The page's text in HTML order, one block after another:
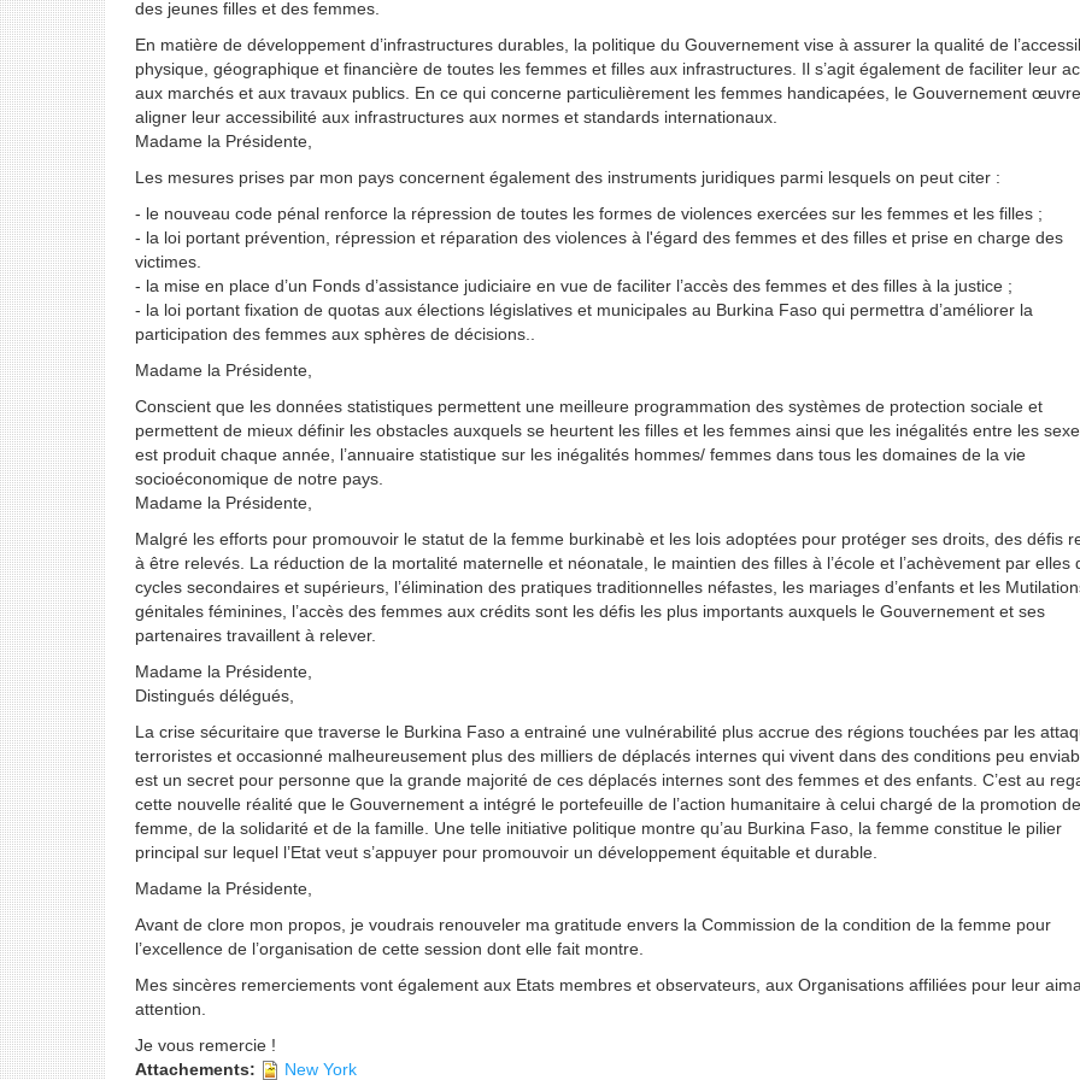
des jeunes filles et des femmes.
En matière de développement d’infrastructures durables, la politique du Gouvernement vise à assurer la qualité de
physique, géographique et financière de toutes les femmes et filles aux infrastructures. Il s’agit également de faciliter leur
aux marchés et aux travaux publics. En ce qui concerne particulièrement les femmes handicapées, le Gouvernement
aligner leur accessibilité aux infrastructures aux normes et standards internationaux.
Madame la Présidente,
Les mesures prises par mon pays concernent également des instruments juridiques parmi lesquels on peut citer :
- le nouveau code pénal renforce la répression de toutes les formes de violences exercées sur les femmes et les filles ;
- la loi portant prévention, répression et réparation des violences à l'égard des femmes et des filles et prise en charge des
victimes.
- la mise en place d’un Fonds d’assistance judiciaire en vue de faciliter l’accès des femmes et des filles à la justice ;
- la loi portant fixation de quotas aux élections législatives et municipales au Burkina Faso qui permettra d’améliorer la
participation des femmes aux sphères de décisions..
Madame la Présidente,
Conscient que les données statistiques permettent une meilleure programmation des systèmes de protection sociale et
permettent de mieux définir les obstacles auxquels se heurtent les filles et les femmes ainsi que les inégalités entre les
est produit chaque année, l’annuaire statistique sur les inégalités hommes/ femmes dans tous les domaines de la vie
socioéconomique de notre pays.
Madame la Présidente,
Malgré les efforts pour promouvoir le statut de la femme burkinabè et les lois adoptées pour protéger ses droits, des défis
à être relevés. La réduction de la mortalité maternelle et néonatale, le maintien des filles à l’école et l’achèvement par elles
cycles secondaires et supérieurs, l’élimination des pratiques traditionnelles néfastes, les mariages d’enfants et les
génitales féminines, l’accès des femmes aux crédits sont les défis les plus importants auxquels le Gouvernement et ses
partenaires travaillent à relever.
Madame la Présidente,
Distingués délégués,
La crise sécuritaire que traverse le Burkina Faso a entrainé une vulnérabilité plus accrue des régions touchées par les
terroristes et occasionné malheureusement plus des milliers de déplacés internes qui vivent dans des conditions peu
est un secret pour personne que la grande majorité de ces déplacés internes sont des femmes et des enfants. C’est au
cette nouvelle réalité que le Gouvernement a intégré le portefeuille de l’action humanitaire à celui chargé de la promotion
femme, de la solidarité et de la famille. Une telle initiative politique montre qu’au Burkina Faso, la femme constitue le pilier
principal sur lequel l’Etat veut s’appuyer pour promouvoir un développement équitable et durable.
Madame la Présidente,
Avant de clore mon propos, je voudrais renouveler ma gratitude envers la Commission de la condition de la femme pour
l’excellence de l’organisation de cette session dont elle fait montre.
Mes sincères remerciements vont également aux Etats membres et observateurs, aux Organisations affiliées pour leur
attention.
Je vous remercie !
Attachements:
New York